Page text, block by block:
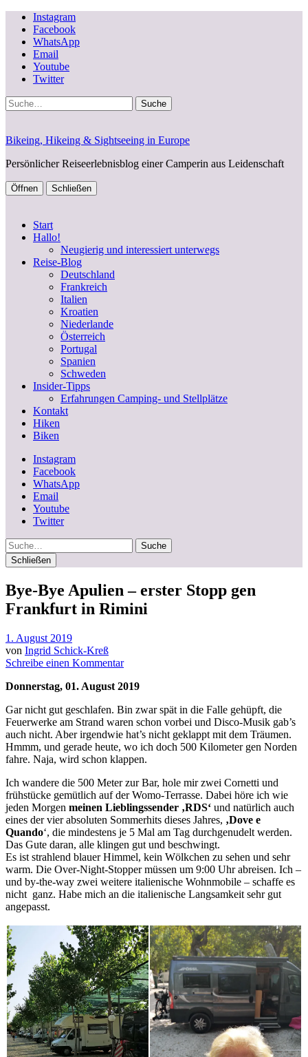
Instagram
Facebook
WhatsApp
Email
Youtube
Twitter
Suche
Bikeing, Hikeing & Sightseeing in Europe
Persönlicher Reiseerlebnisblog einer Camperin aus Leidenschaft
Öffnen Schließen
Start
Hallo!
Neugierig und interessiert unterwegs
Reise-Blog
Deutschland
Frankreich
Italien
Kroatien
Niederlande
Österreich
Portugal
Spanien
Schweden
Insider-Tipps
Erfahrungen Camping- und Stellplätze
Kontakt
Hiken
Biken
Instagram
Facebook
WhatsApp
Email
Youtube
Twitter
Suche
Schließen
Bye-Bye Apulien – erster Stopp gen
Frankfurt in Rimini
1. August 2019
von Ingrid Schick-Kreß
Schreibe einen Kommentar
Donnerstag, 01. August 2019
Gar nicht gut geschlafen. Bin zwar spät in die Falle gehüpft, die
Feuerwerke am Strand waren schon vorbei und Disco-Musik gab’s
auch nicht. Aber irgendwie hat’s nicht geklappt mit dem Träumen.
Hmmm, und gerade heute, wo ich doch 500 Kilometer gen Norden
fahre. Naja, wird schon klappen.
Ich wandere die 500 Meter zur Bar, hole mir zwei Cornetti und
frühstücke gemütlich auf der Womo-Terrasse. Dabei höre ich wie
jeden Morgen meinen Lieblingssender ‚RDS‘ und natürlich auch
eines der vier absoluten Sommerhits dieses Jahres, ‚Dove e
Quando‘, die mindestens je 5 Mal am Tag durchgenudelt werden.
Das Gute daran, alle klingen gut und beschwingt.
Es ist strahlend blauer Himmel, kein Wölkchen zu sehen und sehr
warm. Die Over-Night-Stopper müssen um 9:00 Uhr abreisen. Ich –
und by-the-way zwei weitere italienische Wohnmobile – schaffe es
nicht ganz. Habe mich an die italienische Langsamkeit sehr gut
angepasst.